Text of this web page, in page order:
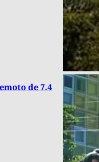
de 7.4